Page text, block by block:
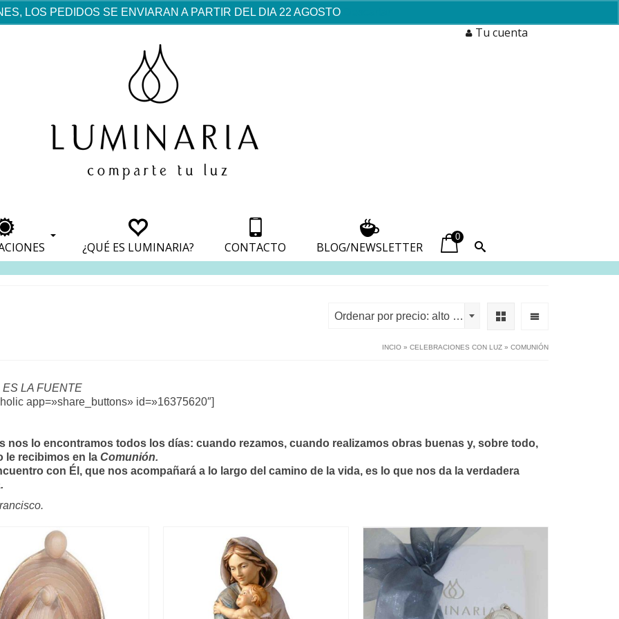
LOS PEDIDOS SE ENVIARAN A PARTIR DEL DIA 22 AGOSTO
Tu cuenta
avec une analyse de son
¿QUÉ ES LUMINARIA? CONTACTO BLOG/NEWSLETTER
0
Ordenar por precio: alto a bajo
INCIO » CELEBRACIONES CON LUZ » COMUNIÓN
LA FUENTE
app=»share_buttons» id=»16375620″]
nos lo encontramos todos los días: cuando rezamos, cuando realizamos obras buenas y, sobre todo,
le recibimos en la Comunión.
con Él, que nos acompañará a lo largo del camino de la vida, es lo que nos da la verdadera